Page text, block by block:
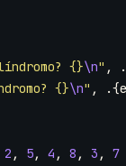
{}\n" ,
{}\n" , .{
2 , 5, 4 , 8 , 3 ,
7